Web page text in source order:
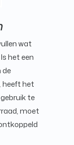
wat
het een
de
heeft het
te
moet